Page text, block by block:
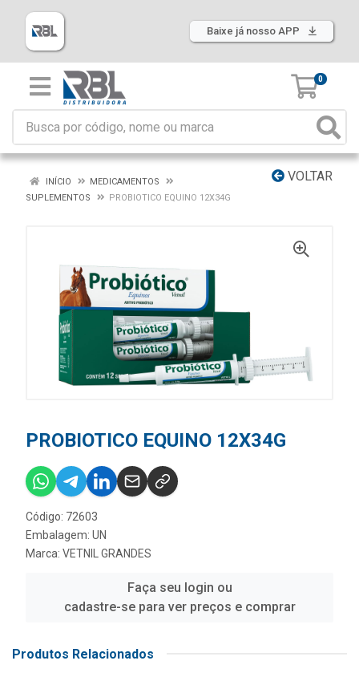
Baixe já nosso APP
0
VOLTAR
INÍCIO
MEDICAMENTOS
SUPLEMENTOS
PROBIOTICO EQUINO 12X34G
PROBIOTICO EQUINO 12X34G
Código: 72603
Embalagem: UN
Marca: VETNIL GRANDES
Faça seu login ou
cadastre-se para ver preços e comprar
Produtos Relacionados